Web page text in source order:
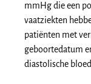
mmHg die een
vaatziekten
patiënten met
geboortedatum
diastolische